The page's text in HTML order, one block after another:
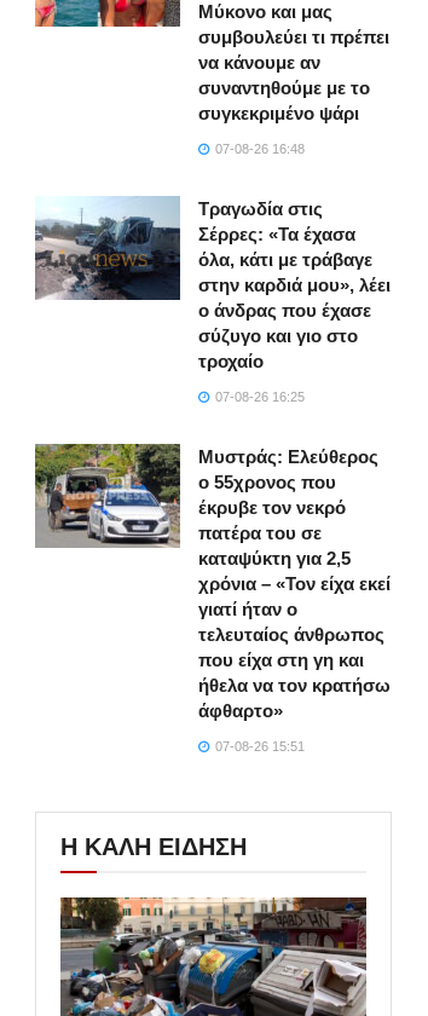
Μύκονο και μας
συμβουλεύει τι πρέπει
να κάνουμε αν
συναντηθούμε με το
συγκεκριμένο ψάρι
07-08-26 16:48
Τραγωδία στις
Σέρρες: «Τα έχασα
όλα, κάτι με τράβαγε
στην καρδιά μου», λέει
ο άνδρας που έχασε
σύζυγο και γιο στο
τροχαίο
07-08-26 16:25
Μυστράς: Ελεύθερος
ο 55χρονος που
έκρυβε τον νεκρό
πατέρα του σε
καταψύκτη για 2,5
χρόνια – «Τον είχα εκεί
γιατί ήταν ο
τελευταίος άνθρωπος
που είχα στη γη και
ήθελα να τον κρατήσω
άφθαρτο»
07-08-26 15:51
Η ΚΑΛΗ ΕΙΔΗΣΗ